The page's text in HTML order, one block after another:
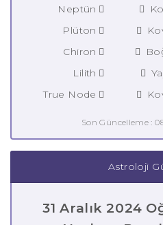
Neptün
Plüton
Chiron
Lilith
True Node
Son Güncelleme :
Astroloji
31 Aralık 2024